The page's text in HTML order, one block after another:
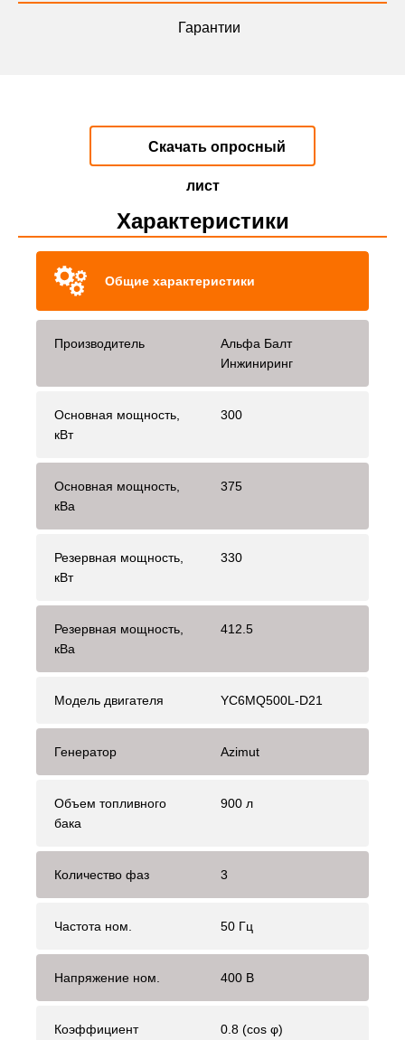
Гарантии
Скачать опросный
лист
Характеристики
Общие характеристики
Производитель
Альфа Балт
Инжиниринг
Основная мощность,
кВт
300
Основная мощность,
кВа
375
Резервная мощность,
кВт
330
Резервная мощность,
кВа
412.5
Модель двигателя YC6MQ500L-D21
Генератор Azimut
Объем топливного
бака
900 л
Количество фаз 3
Частота ном. 50 Гц
Напряжение ном. 400 В
Коэффициент 0.8 (cos φ)